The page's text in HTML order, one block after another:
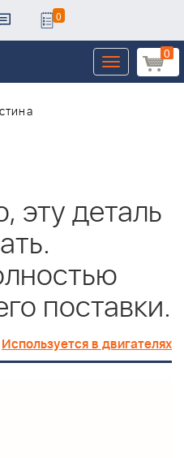
0
0
Toggle
navigation
эту деталь
поставки.
Используется в двигателях